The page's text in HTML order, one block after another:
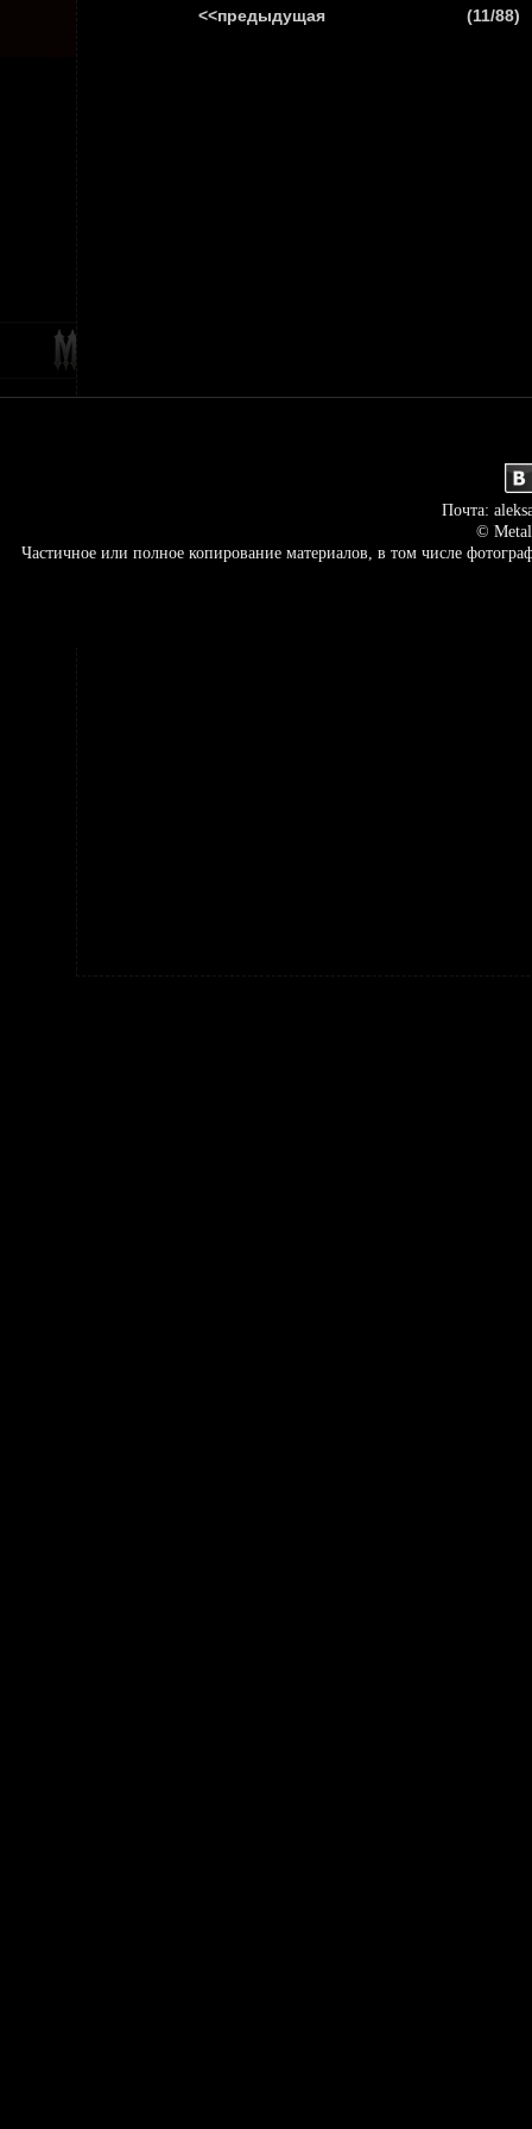
<<предыдущая (11/88)
Почта:
©
Частичное или полное копирование материалов, в том числе